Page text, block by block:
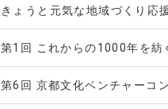
きょうと元気な地域づくり応
第1回 これからの1000年を紡
第6回 京都文化ベンチャーコ